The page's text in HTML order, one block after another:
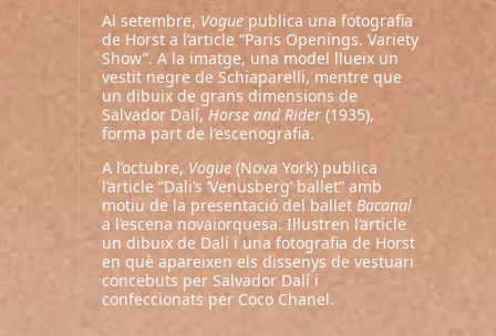
Al setembre, Voguepublica una fotografia
de Horst a l’article “Paris Openings. Variety
Show”. A la imatge, una model llueix un
vestit negre de Schiaparelli, mentre que
un dibuix de grans dimensions de
Salvador Dalí, Horse and Rider(1935),
forma part de l’escenografia.
A l’octubre, Vogue(Nova York) publica
l’article “Dali’s ‘Venusberg’ ballet” amb
motiu de la presentació del ballet Bacanal
a l’escena novaiorquesa. Il·lustren l’article
un dibuix de Dalí i una fotografia de Horst
en què apareixen els dissenys de vestuari
concebuts per Salvador Dalí i
confeccionats per Coco Chanel.